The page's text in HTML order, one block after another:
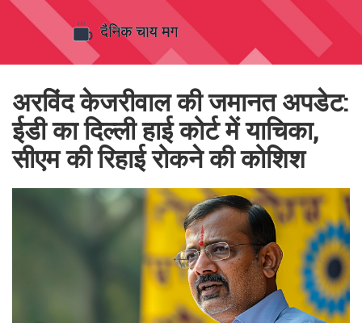
अरविंद केजरीवाल की जमानत अपडेट:
ईडी का दिल्ली हाई कोर्ट में याचिका,
सीएम की रिहाई रोकने की कोशिश